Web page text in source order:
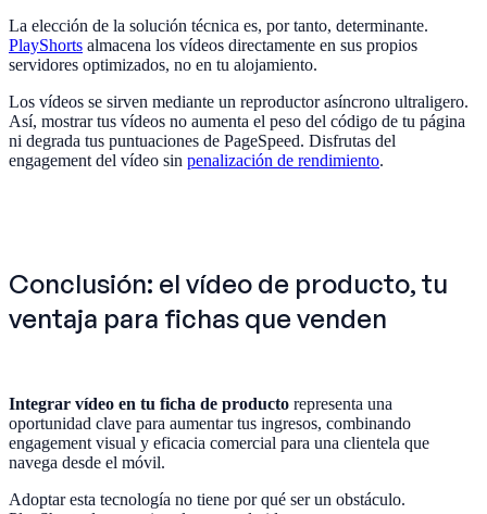
La elección de la solución técnica es, por tanto, determinante.
PlayShorts almacena los vídeos directamente en sus propios
servidores optimizados, no en tu alojamiento.
Los vídeos se sirven mediante un reproductor asíncrono ultraligero.
Así, mostrar tus vídeos no aumenta el peso del código de tu página
ni degrada tus puntuaciones de PageSpeed. Disfrutas del
engagement del vídeo sin penalización de rendimiento.
Conclusión: el vídeo de producto, tu
ventaja para fichas que venden
Integrar vídeo en tu ficha de producto representa una
oportunidad clave para aumentar tus ingresos, combinando
engagement visual y eficacia comercial para una clientela que
navega desde el móvil.
Adoptar esta tecnología no tiene por qué ser un obstáculo.